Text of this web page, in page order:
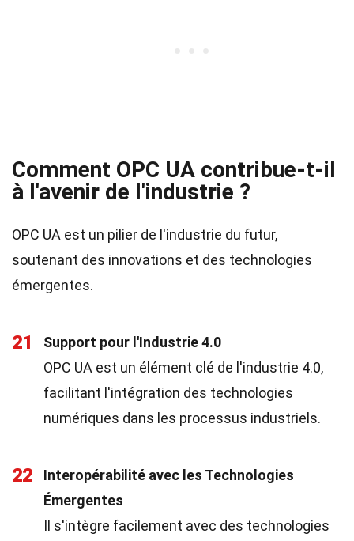
Comment OPC UA contribue-t-il
à l'avenir de l'industrie ?
OPC UA est un pilier de l'industrie du futur,
soutenant des innovations et des technologies
émergentes.
21
Support pour l'Industrie 4.0
OPC UA est un élément clé de l'industrie 4.0,
facilitant l'intégration des technologies
numériques dans les processus industriels.
22
Interopérabilité avec les Technologies
Émergentes
Il s'intègre facilement avec des technologies